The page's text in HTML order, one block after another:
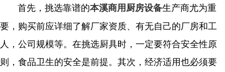
首先，挑选靠谱的本溪商用厨房设备生产商尤为重
要，购买前应详细了解厂家资质、有无自己的厂房和工
人，公司规模等。在挑选厨具时，一定要符合安全性原
则，食品卫生的安全是前提。其次，经济适用也必须要